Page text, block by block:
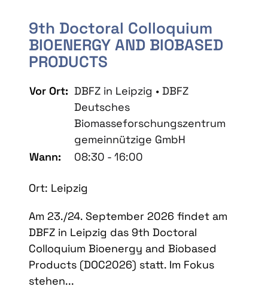
9th Doctoral Colloquium
BIOENERGY AND BIOBASED
PRODUCTS
Vor Ort: DBFZ in Leipzig • DBFZ
Deutsches
Biomasseforschungszentrum
gemeinnützige GmbH
Wann:
08:30 - 16:00
Ort: Leipzig
Am 23./24. September 2026 findet am
DBFZ in Leipzig das 9th Doctoral
Colloquium Bioenergy and Biobased
Products (DOC2026) statt. Im Fokus
stehen...